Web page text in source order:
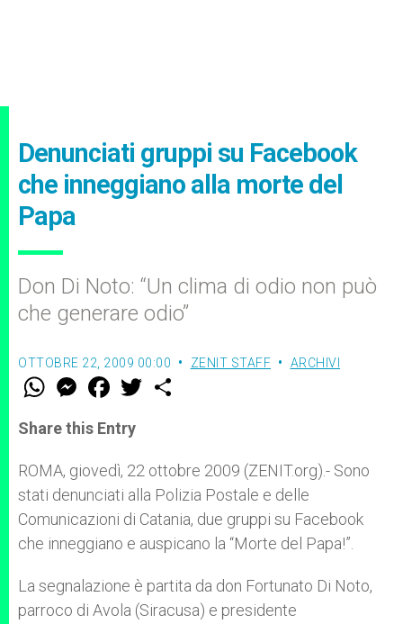
Denunciati gruppi su Facebook
che inneggiano alla morte del
Papa
Don Di Noto: “Un clima di odio non può
che generare odio”
OTTOBRE 22, 2009 00:00 ZENIT STAFF ARCHIVI
W
t
s
p
p
M
e
s
e
g
e
r
F
a
e
b
o
k
w
r
Share this Entry
ROMA, giovedì, 22 ottobre 2009 (ZENIT.org).- Sono
stati denunciati alla Polizia Postale e delle
Comunicazioni di Catania, due gruppi su Facebook
che inneggiano e auspicano la “Morte del Papa!”.
La segnalazione è partita da don Fortunato Di Noto,
parroco di Avola (Siracusa) e presidente